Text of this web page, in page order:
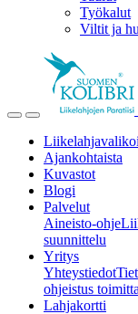
Työkalut
Viltit ja
Ajankohtaista
Kuvastot
Blogi
Palvelut
Aineisto-ohje
suunnittelu
Yritys
Yhteystiedot
ohjeistus
Lahjakortti